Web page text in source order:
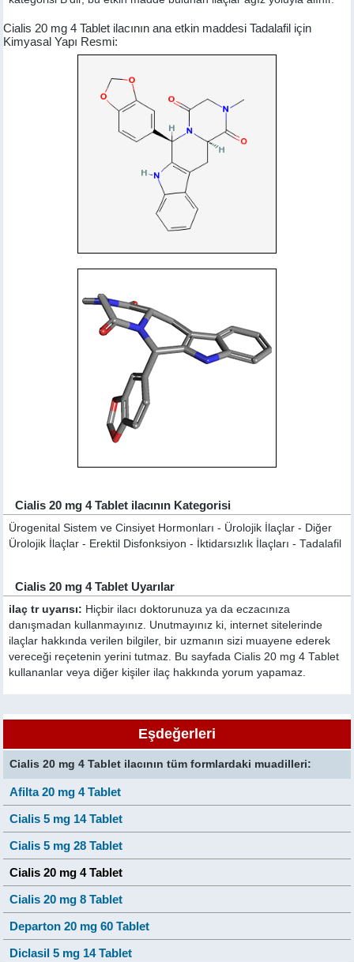
Cialis 20 mg 4 Tablet ilacının ana etkin maddesi Tadalafil için
Kimyasal Yapı Resmi:
Cialis 20 mg 4 Tablet ilacının Kategorisi
Ürogenital Sistem ve Cinsiyet Hormonları - Ürolojik İlaçlar - Diğer
Ürolojik İlaçlar - Erektil Disfonksiyon - İktidarsızlık İlaçları - Tadalafil
Cialis 20 mg 4 Tablet Uyarılar
ilaç tr uyarısı: Hiçbir ilacı doktorunuza ya da eczacınıza
danışmadan kullanmayınız. Unutmayınız ki, internet sitelerinde
ilaçlar hakkında verilen bilgiler, bir uzmanın sizi muayene ederek
vereceği reçetenin yerini tutmaz. Bu sayfada Cialis 20 mg 4 Tablet
kullananlar veya diğer kişiler ilaç hakkında yorum yapamaz.
Eşdeğerleri
Cialis 20 mg 4 Tablet ilacının tüm formlardaki muadilleri:
Afilta 20 mg 4 Tablet
Cialis 5 mg 14 Tablet
Cialis 5 mg 28 Tablet
Cialis 20 mg 4 Tablet
Cialis 20 mg 8 Tablet
Departon 20 mg 60 Tablet
Diclasil 5 mg 14 Tablet